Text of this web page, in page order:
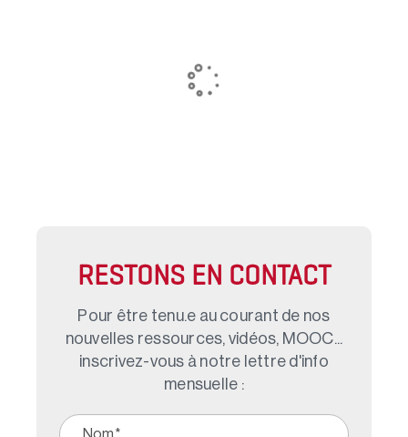
RESTONS EN CONTACT
Pour être tenu.e au courant de nos
nouvelles ressources, vidéos, MOOC...
inscrivez-vous à notre lettre d'info
mensuelle :